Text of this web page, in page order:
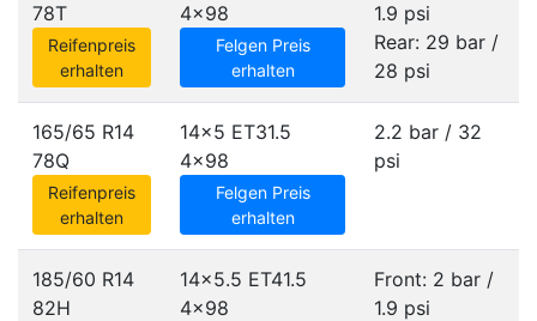
78T
Reifenpreis
erhalten
4x98
Felgen Preis
erhalten
1.9 psi
Rear: 29 bar /
28 psi
165/65 R14
78Q
Reifenpreis
erhalten
14x5 ET31.5
4x98
Felgen Preis
erhalten
2.2 bar / 32
psi
185/60 R14
82H
14x5.5 ET41.5
4x98
Front: 2 bar /
1.9 psi